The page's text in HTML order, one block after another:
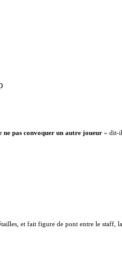
ne pas convoquer un autre joueur » dit-il.
et fait figure de pont entre le staff,